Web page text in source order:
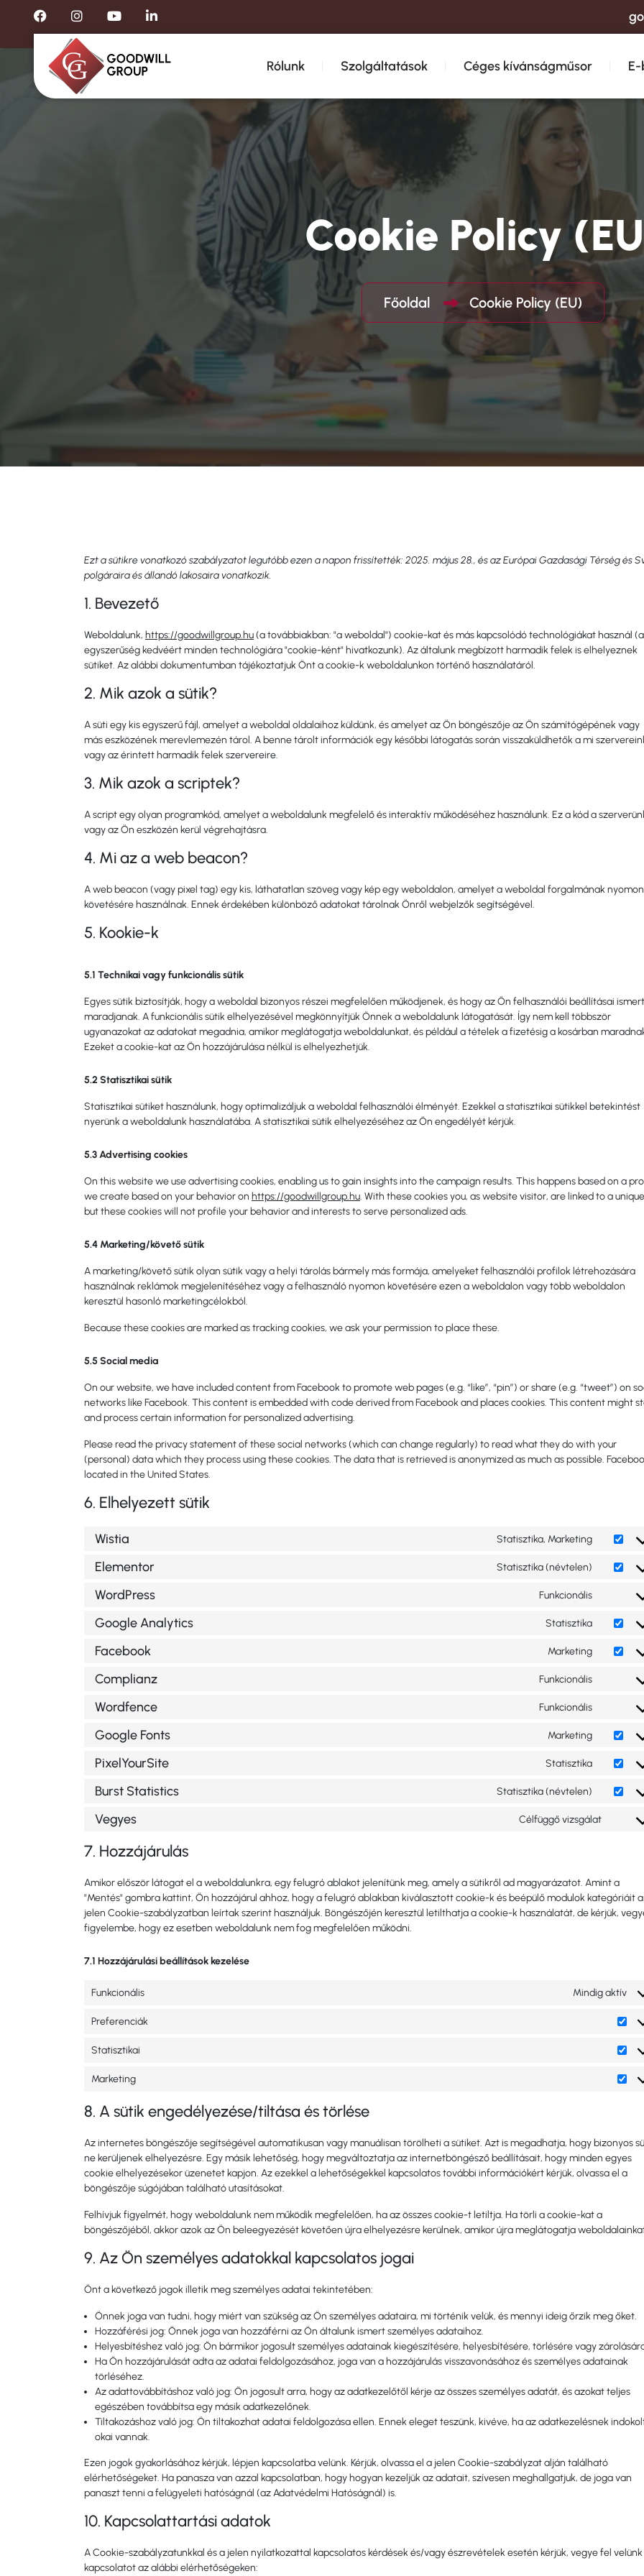
Rólunk Szolgáltatások Céges kívánságműsor
Cookie Policy
Főoldal Cookie Policy (EU)
Ezt a sütikre vonatkozó szabályzatot legutóbb ezen a napon frissítették: 2025. május 28., és az Európai Gazdasági Térség és
polgáraira és állandó lakosaira vonatkozik.
1. Bevezető
Weboldalunk, https://goodwillgroup.hu(a továbbiakban: "a weboldal") cookie-kat és más kapcsolódó technológiákat használ
egyszerűség kedvéért minden technológiára "cookie-ként" hivatkozunk). Az általunk megbízott harmadik felek is elhelyeznek
sütiket. Az alábbi dokumentumban tájékoztatjuk Önt a cookie-k weboldalunkon történő használatáról.
2. Mik azok a sütik?
A süti egy kis egyszerű fájl, amelyet a weboldal oldalaihoz küldünk, és amelyet az Ön böngészője az Ön számítógépének vagy
más eszközének merevlemezén tárol. A benne tárolt információk egy későbbi látogatás során visszaküldhetők a mi
vagy az érintett harmadik felek szervereire.
3. Mik azok a scriptek?
A script egy olyan programkód, amelyet a weboldalunk megfelelő és interaktív működéséhez használunk. Ez a kód a
vagy az Ön eszközén kerül végrehajtásra.
4. Mi az a web beacon?
A web beacon (vagy pixel tag) egy kis, láthatatlan szöveg vagy kép egy weboldalon, amelyet a weboldal forgalmának nyomon
követésére használnak. Ennek érdekében különböző adatokat tárolnak Önről webjelzők segítségével.
5. Kookie-k
5.1 Technikai vagy funkcionális sütik
Egyes sütik biztosítják, hogy a weboldal bizonyos részei megfelelően működjenek, és hogy az Ön felhasználói beállításai
maradjanak. A funkcionális sütik elhelyezésével megkönnyítjük Önnek a weboldalunk látogatását. Így nem kell többször
ugyanazokat az adatokat megadnia, amikor meglátogatja weboldalunkat, és például a tételek a fizetésig a kosárban
Ezeket a cookie-kat az Ön hozzájárulása nélkül is elhelyezhetjük.
5.2 Statisztikai sütik
Statisztikai sütiket használunk, hogy optimalizáljuk a weboldal felhasználói élményét. Ezekkel a statisztikai sütikkel betekintést
nyerünk a weboldalunk használatába. A statisztikai sütik elhelyezéséhez az Ön engedélyét kérjük.
5.3 Advertising cookies
On this website we use advertising cookies, enabling us to gain insights into the campaign results. This happens based on a
we create based on your behavior on https://goodwillgroup.hu. With these cookies you, as website visitor, are linked to a
but these cookies will not profile your behavior and interests to serve personalized ads.
5.4 Marketing/követő sütik
A marketing/követő sütik olyan sütik vagy a helyi tárolás bármely más formája, amelyeket felhasználói profilok létrehozására
használnak reklámok megjelenítéséhez vagy a felhasználó nyomon követésére ezen a weboldalon vagy több weboldalon
keresztül hasonló marketingcélokból.
Because these cookies are marked as tracking cookies, we ask your permission to place these.
5.5 Social media
On our website, we have included content from Facebook to promote web pages (e.g. “like”, “pin”) or share (e.g. “tweet”) on
networks like Facebook. This content is embedded with code derived from Facebook and places cookies. This content might
and process certain information for personalized advertising.
Please read the privacy statement of these social networks (which can change regularly) to read what they do with your
(personal) data which they process using these cookies. The data that is retrieved is anonymized as much as possible.
located in the United States.
6. Elhelyezett sütik
Wistia Statisztika, Marketing
Elementor Statisztika (névtelen)
WordPress Funkcionális
Google Analytics Statisztika
Facebook Marketing
Complianz Funkcionális
Wordfence Funkcionális
Google Fonts Marketing
PixelYourSite Statisztika
Burst Statistics Statisztika (névtelen)
Vegyes Célfüggő vizsgálat
7. Hozzájárulás
Amikor először látogat el a weboldalunkra, egy felugró ablakot jelenítünk meg, amely a sütikről ad magyarázatot. Amint a
"Mentés" gombra kattint, Ön hozzájárul ahhoz, hogy a felugró ablakban kiválasztott cookie-k és beépülő modulok kategóriáit a
jelen Cookie-szabályzatban leírtak szerint használjuk. Böngészőjén keresztül letilthatja a cookie-k használatát, de kérjük,
figyelembe, hogy ez esetben weboldalunk nem fog megfelelően működni.
7.1 Hozzájárulási beállítások kezelése
Funkcionális Mindig aktív
Preferenciák
Statisztikai
Marketing
8. A sütik engedélyezése/tiltása és törlése
Az internetes böngészője segítségével automatikusan vagy manuálisan törölheti a sütiket. Azt is megadhatja, hogy bizonyos
ne kerüljenek elhelyezésre. Egy másik lehetőség, hogy megváltoztatja az internetböngésző beállításait, hogy minden egyes
cookie elhelyezésekor üzenetet kapjon. Az ezekkel a lehetőségekkel kapcsolatos további információkért kérjük, olvassa el a
böngészője súgójában található utasításokat.
Felhívjuk figyelmét, hogy weboldalunk nem működik megfelelően, ha az összes cookie-t letiltja. Ha törli a cookie-kat a
böngészőjéből, akkor azok az Ön beleegyezését követően újra elhelyezésre kerülnek, amikor újra meglátogatja
9. Az Ön személyes adatokkal kapcsolatos jogai
Önt a következő jogok illetik meg személyes adatai tekintetében:
Önnek joga van tudni, hogy miért van szükség az Ön személyes adataira, mi történik velük, és mennyi ideig őrzik meg őket.
Hozzáférési jog: Önnek joga van hozzáférni az Ön általunk ismert személyes adataihoz.
Helyesbítéshez való jog: Ön bármikor jogosult személyes adatainak kiegészítésére, helyesbítésére, törlésére vagy
Ha Ön hozzájárulását adta az adatai feldolgozásához, joga van a hozzájárulás visszavonásához és személyes adatainak
törléséhez.
Az adattovábbításhoz való jog: Ön jogosult arra, hogy az adatkezelőtől kérje az összes személyes adatát, és azokat teljes
egészében továbbítsa egy másik adatkezelőnek.
Tiltakozáshoz való jog: Ön tiltakozhat adatai feldolgozása ellen. Ennek eleget teszünk, kivéve, ha az adatkezelésnek
okai vannak.
Ezen jogok gyakorlásához kérjük, lépjen kapcsolatba velünk. Kérjük, olvassa el a jelen Cookie-szabályzat alján található
elérhetőségeket. Ha panasza van azzal kapcsolatban, hogy hogyan kezeljük az adatait, szívesen meghallgatjuk, de joga van
panaszt tenni a felügyeleti hatóságnál (az Adatvédelmi Hatóságnál) is.
10. Kapcsolattartási adatok
A Cookie-szabályzatunkkal és a jelen nyilatkozattal kapcsolatos kérdések és/vagy észrevételek esetén kérjük, vegye fel
kapcsolatot az alábbi elérhetőségeken: